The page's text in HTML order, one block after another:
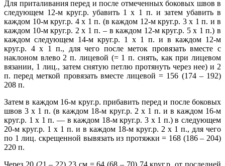
Для приталивания перед и после отмеченных боковых швов в
следующем 12-м круг.р. убавить 1 х 1 п. и затем убавить в
каждом 10-м круг.р. 4 х 1 п. (в каждом 12-м круг.р. 3 х 1 п. и в
каждом 10-м круг.р. 2 х 1 п. – в каждом 12-м круг.р. 5 х 1 п.) в
каждом следующем 14-м круг.р. 1 х 1 п. и в каждом 12-м
круг.р. 4 х 1 п., для чего после меток провязать вместе с
наклоном влево 2 п. лицевой (= 1 п. снять, как при лицевом
вязании, 1 лиц., затем снятую петлю протянуть через нее) и 2
п. перед меткой провязать вместе лицевой = 156 (174 – 192)
208 п.
Затем в каждом 16-м круг.р. прибавить перед и после боковых
швов 3 х 1 п. (в каждом 18-м круг.р. 2 х 1 п. и в каждом 16-м
круг.р. 1 х 1 п. — в каждом 18-м круг.р. 3 х 1 п.) в следующем
20-м круг.р. 1 х 1 п. и в каждом 18-м круг.р. 2 х 1 п., для чего
по 1 лиц. скрещенной вывязать из протяжки = 168 (186 – 204)
220 п.